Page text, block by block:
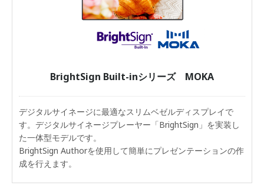
BrightSign Built-inシリーズ MOKA
デジタルサイネージに最適なスリムベゼルディスプレイで
す。デジタルサイネージプレーヤー「BrightSign」を実装し
た一体型モデルです。
BrightSign Authorを使用して簡単にプレゼンテーションの作
成を行えます。